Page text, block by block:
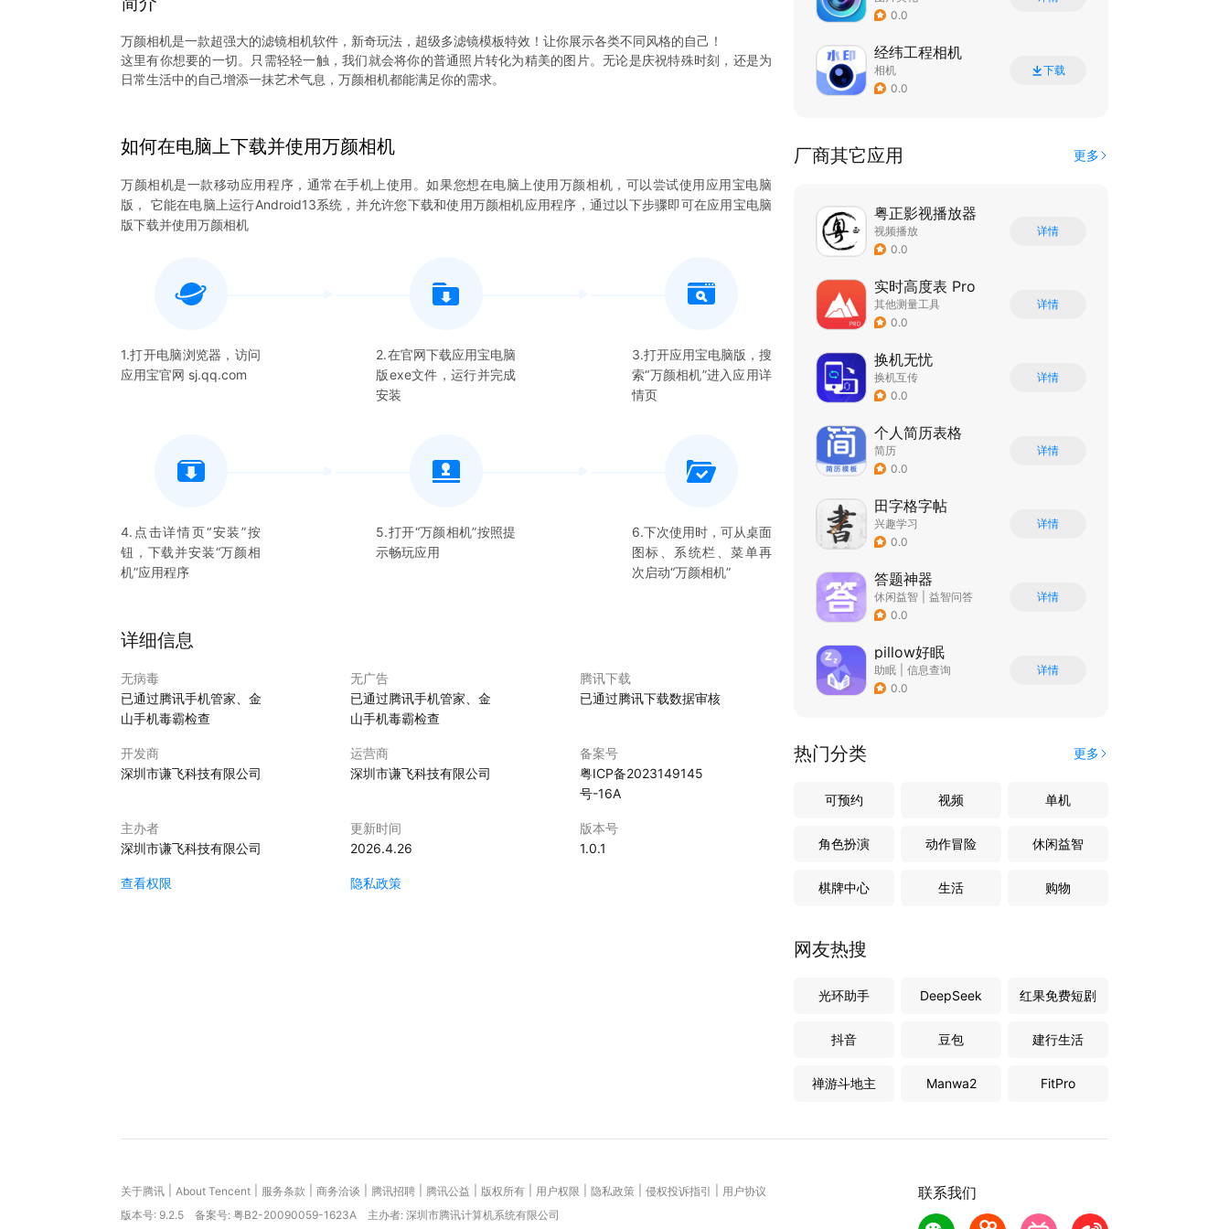
万颜相机是一款超强大的滤镜相机软件，新奇玩法，超级多滤镜模板特效！让你展示各类不同风格的自己！
这里有你想要的一切。只需轻轻一触，我们就会将你的普通照片转化为精美的图片。无论是庆祝特殊时刻，还是为
如何在电脑上下载并使用万颜相机
万颜相机是一款移动应用程序，通常在手机上使用。如果您想在电脑上使用万颜相机 ，可以尝试使用应用宝电脑
版， 它能在电脑上运行Android13系统，并允许您下载和使用万颜相机应用程序，通过以下步骤即可在应用宝电脑
版下载并使用万颜相机
1.打开电脑浏览器，访问
应用宝官网 sj.qq.com
2.在官网下载应用宝电脑
版exe文件，运行并完成
安装
3.打开应用宝电脑版，搜
索“万颜相机”进入应用详
情页
4.点击详情页“安装”按
钮，下载并安装“万颜相
机”应用程序
5.打开“万颜相机”按照提
示畅玩应用
6.下次使用时，可从桌面
图标、系统栏、菜单再
次启动“万颜相机”
详细信息
无病毒
已通过腾讯手机管家、金
山手机毒霸检查
无广告
已通过腾讯手机管家、金
山手机毒霸检查
腾讯下载
已通过腾讯下载数据审核
开发商
深圳市谦飞科技有限公司
运营商
深圳市谦飞科技有限公司
备案号
粤ICP备2023149145
号-16A
主办者
深圳市谦飞科技有限公司
更新时间
2026.4.26
版本号
1.0.1
查看权限 隐私政策
0.0
经纬工程相机
相机
0.0
下载
厂商其它应用 更多
粤正影视播放器
视频播放
0.0
详情
实时高度表 Pro
其他测量工具
0.0
详情
换机无忧
换机互传
0.0
详情
个人简历表格
简历
0.0
详情
田字格字帖
兴趣学习
0.0
详情
答题神器
休闲益智
益智问答
| 成语
0.0
详情
pillow好眠
助眠
信息查询
0.0
详情
热门分类 更多
可预约 视频 单机
角色扮演 动作冒险 休闲益智
棋牌中心 生活 购物
网友热搜
光环助手 DeepSeek 红果免费短剧
抖音 豆包 建行生活
禅游斗地主 Manwa2 FitPro
联系我们
关于腾讯 About Tencent 服务条款 商务洽谈 腾讯招聘 腾讯公益 版权所有 用户权限 隐私政策 侵权投诉指引
用户协议
版本号: 9.2.5 备案号: 粤B2-20090059-1623A 主办者: 深圳市腾讯计算机系统有限公司